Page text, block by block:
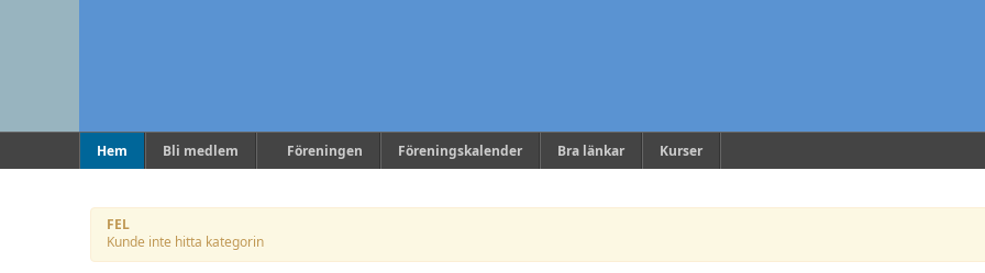
Hem Bli medlem Föreningen Föreningskalender Bra länkar Kurser
FEL
Kunde inte hitta kategorin